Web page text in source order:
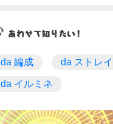
da 編成 da ストレイ
da イルミネ